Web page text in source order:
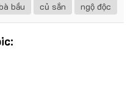
bầu củ sắn ngộ độc